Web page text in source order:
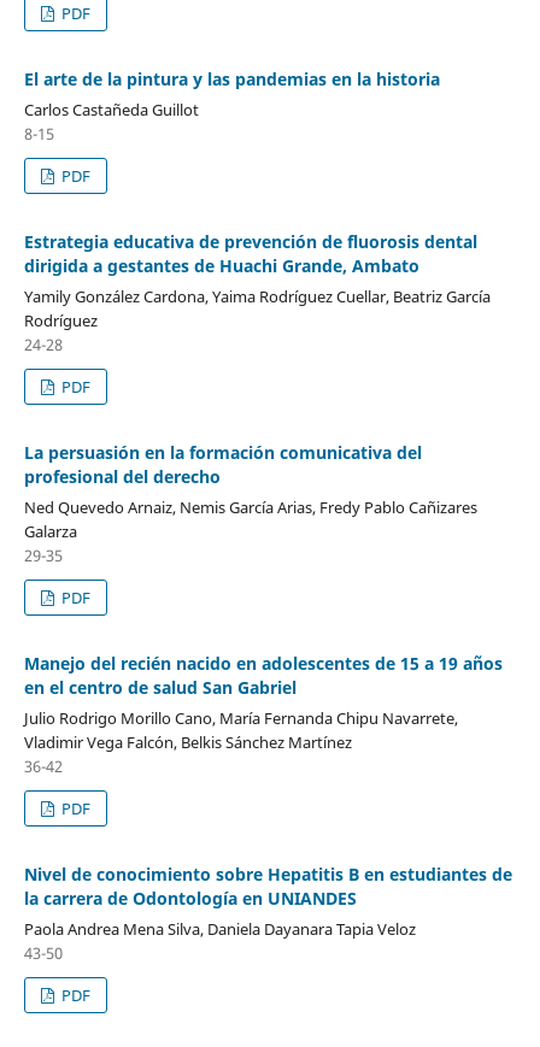
PDF
El arte de la pintura y las pandemias en la historia
Carlos Castañeda Guillot
8-15
PDF
Estrategia educativa de prevención de fluorosis dental
dirigida a gestantes de Huachi Grande, Ambato
Yamily González Cardona, Yaima Rodríguez Cuellar, Beatriz García
Rodríguez
24-28
PDF
La persuasión en la formación comunicativa del
profesional del derecho
Ned Quevedo Arnaiz, Nemis García Arias, Fredy Pablo Cañizares
Galarza
29-35
PDF
Manejo del recién nacido en adolescentes de 15 a 19 años
en el centro de salud San Gabriel
Julio Rodrigo Morillo Cano, María Fernanda Chipu Navarrete,
Vladimir Vega Falcón, Belkis Sánchez Martínez
36-42
PDF
Nivel de conocimiento sobre Hepatitis B en estudiantes de
la carrera de Odontología en UNIANDES
Paola Andrea Mena Silva, Daniela Dayanara Tapia Veloz
43-50
PDF